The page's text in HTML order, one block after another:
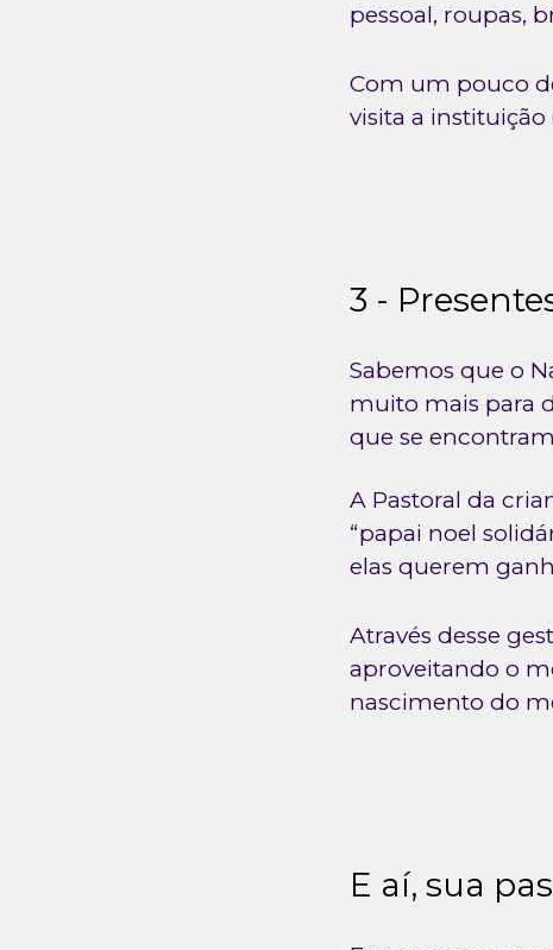
pessoal, roupas,
Com um pouco
visita a instituição
3 -
Sabemos que o
muito mais para
que se
A Pastoral da
“papai noel
elas querem
Através desse
aproveitando o
nascimento do
E aí, sua